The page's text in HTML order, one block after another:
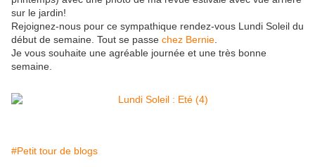
sur le jardin!
Rejoignez-nous pour ce sympathique rendez-vous Lundi Soleil du
début de semaine. Tout se passe chez Bernie
Je vous souhaite une agréable journée et une très bonne
semaine.
#Petit tour de blogs